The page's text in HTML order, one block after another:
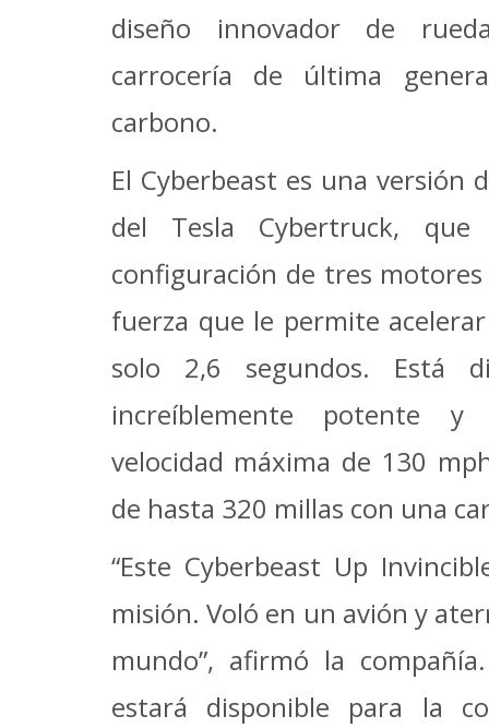
diseño innovador de
carrocería de última
carbono.
El Cyberbeast es una versión
del Tesla Cybertruck,
configuración de tres
fuerza que le permite
solo 2,6 segundos. Está
increíblemente potente
velocidad máxima de 130
de hasta 320 millas con una
“Este Cyberbeast Up
misión. Voló en un avión y
mundo”, afirmó la
estará disponible para la